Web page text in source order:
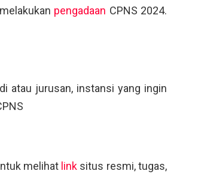
pengadaan CPNS 2024.
atau jurusan, instansi yang ingin
melihat link situs resmi, tugas,